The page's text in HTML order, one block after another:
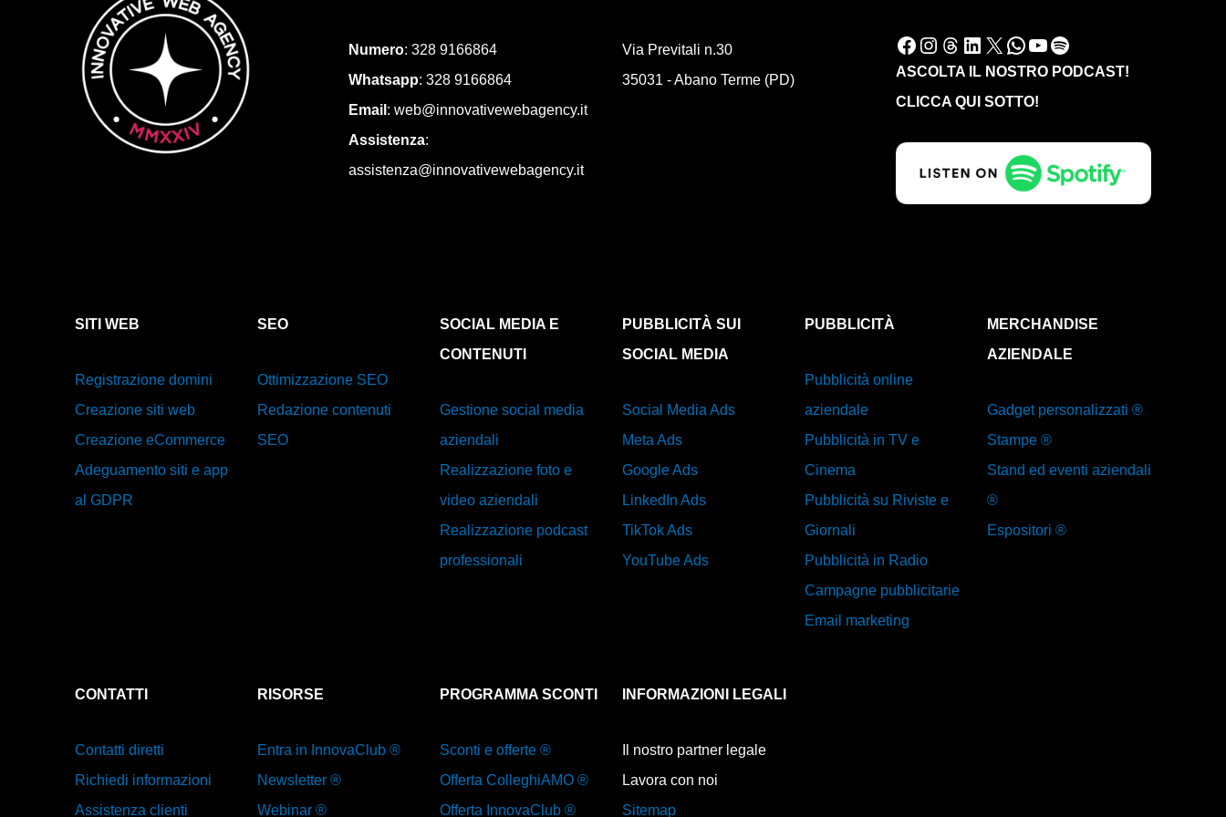
Numero: 328 9166864
Whatsapp: 328 9166864
Email : web@innovativewebagency.it
Assistenza:
assistenza@innovativewebagency.it
Via Previtali n.30
35031 - Abano Terme (PD)
Facebook Instagram Threads LinkedIn X WhatsApp YouTube Spotify
ASCOLTA IL NOSTRO PODCAST!
CLICCA QUI SOTTO!
SITI WEB
Registrazione domini
Creazione siti web
Creazione eCommerce
Adeguamento siti e app
al GDPR
SEO
Ottimizzazione SEO
Redazione contenuti
SEO
SOCIAL MEDIA E
CONTENUTI
Gestione social media
aziendali
Realizzazione foto e
video aziendali
Realizzazione podcast
professionali
PUBBLICITÀ SUI
SOCIAL MEDIA
Social Media Ads
Meta Ads
Google Ads
LinkedIn Ads
TikTok Ads
YouTube Ads
PUBBLICITÀ
Pubblicità online
aziendale
Pubblicità in TV e
Cinema
Pubblicità su Riviste e
Giornali
Pubblicità in Radio
Campagne pubblicitarie
Email marketing
MERCHANDISE
AZIENDALE
Gadget personalizzati ®
Stampe ®
Stand ed eventi aziendali
®
Espositori ®
CONTATTI
Contatti diretti
Richiedi informazioni
Assistenza clienti
RISORSE
Entra in InnovaClub ®
Newsletter ®
Webinar ®
PROGRAMMA SCONTI
Sconti e offerte ®
Offerta ColleghiAMO ®
Offerta InnovaClub ®
INFORMAZIONI LEGALI
Il nostro partner legale
Lavora con noi
Sitemap